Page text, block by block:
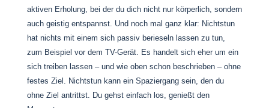
aktiven Erholung, bei der du dich nicht nur körperlich, sondern
auch geistig entspannst. Und noch mal ganz klar: Nichtstun
hat nichts mit einem sich passiv berieseln lassen zu tun,
zum Beispiel vor dem TV-Gerät. Es handelt sich eher um ein
sich treiben lassen – und wie oben schon beschrieben – ohne
festes Ziel. Nichtstun kann ein Spaziergang sein, den du
ohne Ziel antrittst. Du gehst einfach los, genießt den